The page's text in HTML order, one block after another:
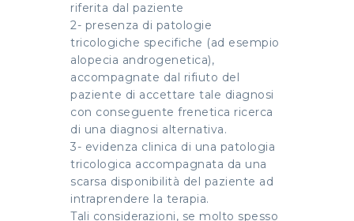
riferita dal paziente
2- presenza di patologie
tricologiche specifiche (ad esempio
alopecia androgenetica),
accompagnate dal rifiuto del
paziente di accettare tale diagnosi
con conseguente frenetica ricerca
di una diagnosi alternativa.
3- evidenza clinica di una patologia
tricologica accompagnata da una
scarsa disponibilità del paziente ad
intraprendere la terapia.
Tali considerazioni, se molto spesso